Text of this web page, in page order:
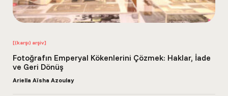
[(karşı) arşiv]
Fotoğrafın Emperyal Kökenlerini Çözmek: Haklar, İade
ve Geri Dönüş
Ariella Aïsha Azoulay